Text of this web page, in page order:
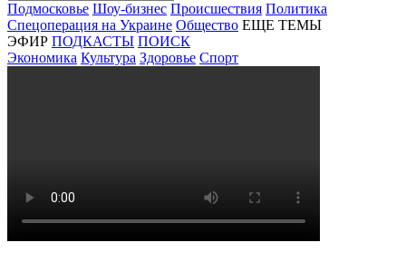
Подмосковье Шоу-бизнес Происшествия Политика
Спецоперация на Украине Общество ЕЩЕ ТЕМЫ
ЭФИР ПОДКАСТЫ ПОИСК
Экономика Культура Здоровье Спорт